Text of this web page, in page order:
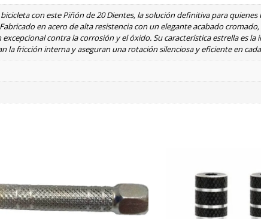
con este Piñón de 20 Dientes, la solución definitiva para
en acero de alta resistencia con un elegante acabado
contra la corrosión y el óxido. Su característica estrella es la
la fricción interna y aseguran una rotación silenciosa y eficiente en